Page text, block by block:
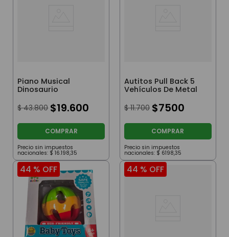
Piano Musical
Dinosaurio
$ 43.800 $19.600
COMPRAR
Precio sin impuestos
nacionales: $ 16.198,35
Autitos Pull Back 5
Vehículos De Metal
$ 11.700 $7500
COMPRAR
Precio sin impuestos
nacionales: $ 6198,35
44 % OFF 44 % OFF